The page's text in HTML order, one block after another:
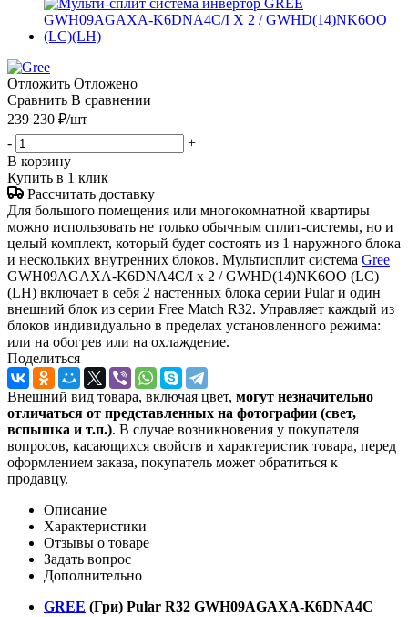
Отложить Отложено
Сравнить В сравнении
239 230 ₽/шт
-
+
В корзину
Купить в 1 клик
Рассчитать доставку
Для большого помещения или многокомнатной квартиры
можно использовать не только обычным сплит-системы, но и
целый комплект, который будет состоять из 1 наружного блока
и нескольких внутренних блоков. Мультисплит система Gree
GWH09AGAXA-K6DNA4C/I x 2 / GWHD(14)NK6OO (LC)
(LH) включает в себя 2 настенных блока серии Pular и один
внешний блок из серии Free Match R32. Управляет каждый из
блоков индивидуально в пределах установленного режима:
или на обогрев или на охлаждение.
Поделиться
Внешний вид товара, включая цвет, могут незначительно
отличаться от представленных на фотографии (свет,
вспышка и т.п.). В случае возникновения у покупателя
вопросов, касающихся свойств и характеристик товара, перед
оформлением заказа, покупатель может обратиться к
продавцу.
Описание
Характеристики
Отзывы о товаре
Задать вопрос
Дополнительно
GREE (Гри) Pular R32 GWH09AGAXA-K6DNA4C